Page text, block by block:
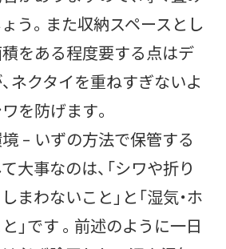
う。また収納スペースとし
をある程度要する点はデ
ネクタイを重ねすぎないよ
を防げます。
– いずの方法で保管する
大事なのは、「シワや折り
まわないこと」と「湿気・ホ
」です 。前述のように一日